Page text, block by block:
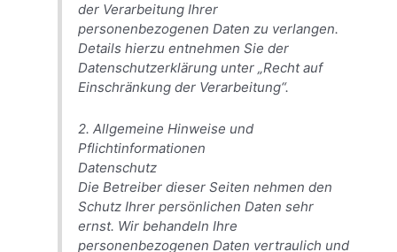
der Verarbeitung Ihrer
personenbezogenen Daten zu verlangen.
Details hierzu entnehmen Sie der
Datenschutzerklärung unter „Recht auf
Einschränkung der Verarbeitung“.
2. Allgemeine Hinweise und
Pflichtinformationen
Datenschutz
Die Betreiber dieser Seiten nehmen den
Schutz Ihrer persönlichen Daten sehr
ernst. Wir behandeln Ihre
personenbezogenen Daten vertraulich und